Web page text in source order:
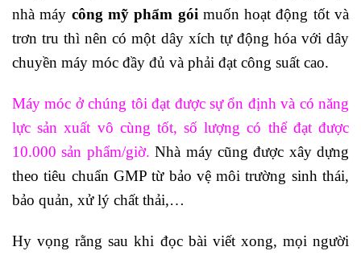
nhà máy công mỹ phẩm gói muốn hoạt động tốt và
trơn tru thì nên có một dây xích tự động hóa với dây
chuyền máy móc đầy đủ và phải đạt công suất cao.
Máy móc ở chúng tôi đạt được sự ổn định và có năng
lực sản xuất vô cùng tốt, số lượng có thể đạt được
10.000 sản phẩm/giờ. Nhà máy cũng được xây dựng
theo tiêu chuẩn GMP từ bảo vệ môi trường sinh thái,
bảo quản, xử lý chất thải,…
Hy vọng rằng sau khi đọc bài viết xong, mọi người